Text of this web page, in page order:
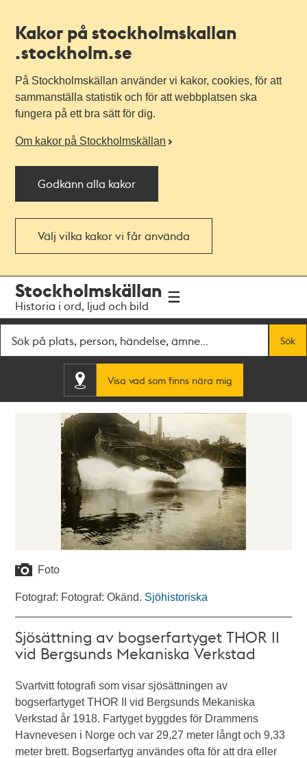
Kakor på stockholmskallan
.stockholm.se
På Stockholmskällan använder vi kakor, cookies, för att
sammanställa statistik och för att webbplatsen ska
fungera på ett bra sätt för dig.
Om kakor på Stockholmskällan
Godkänn alla kakor
Välj vilka kakor vi får använda
navigationen
huvudinnehållet
Stockholmskällan
Historia i ord, ljud och bild
Sök
Visa vad som finns nära mig
Foto
Fotograf: Fotograf: Okänd. Sjöhistoriska
Sjösättning av bogserfartyget THOR II
vid Bergsunds Mekaniska Verkstad
Svartvitt fotografi som visar sjösättningen av
bogserfartyget THOR II vid Bergsunds Mekaniska
Verkstad år 1918. Fartyget byggdes för Drammens
Havnevesen i Norge och var 29,27 meter långt och 9,33
meter brett. Bogserfartyg användes ofta för att dra eller